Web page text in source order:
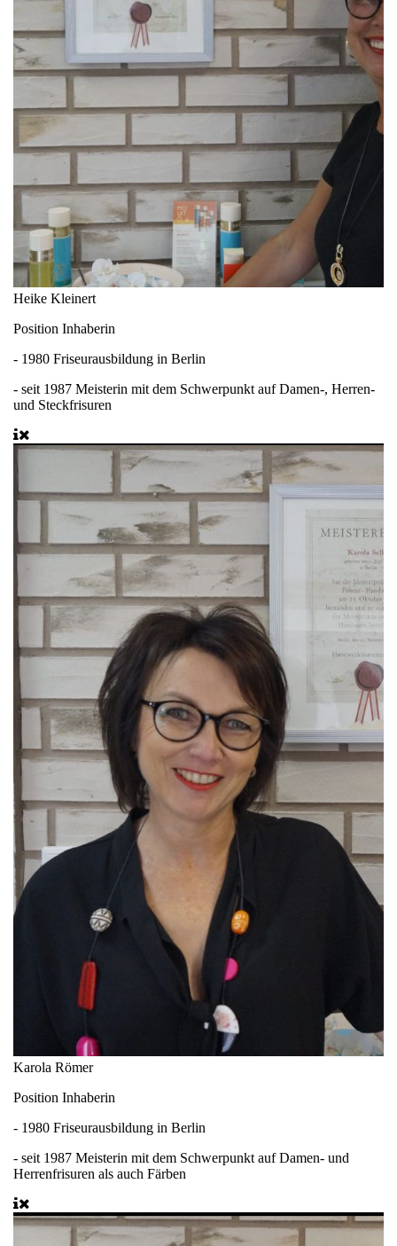
Heike Kleinert
Position Inhaberin
- 1980 Friseurausbildung in Berlin
- seit 1987 Meisterin mit dem Schwerpunkt auf Damen-, Herren-
und Steckfrisuren
Karola Römer
Position Inhaberin
- 1980 Friseurausbildung in Berlin
- seit 1987 Meisterin mit dem Schwerpunkt auf Damen- und
Herrenfrisuren als auch Färben